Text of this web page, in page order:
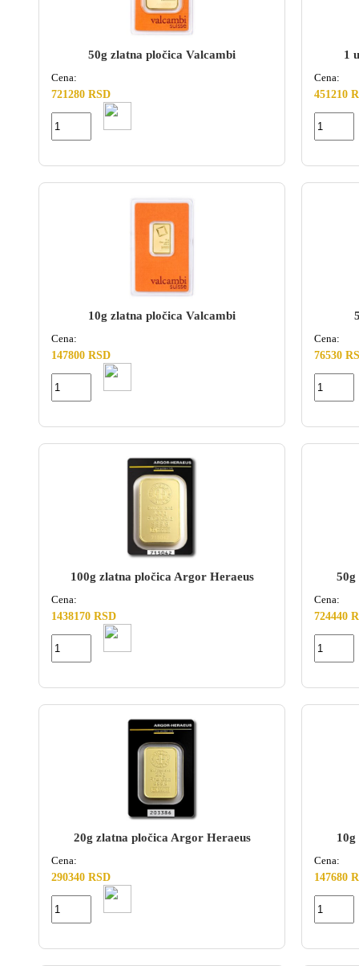
50g zlatna pločica Valcambi
Cena:
721280 RSD
1
Cena:
451210
10g zlatna pločica Valcambi
Cena:
147800 RSD
Cena:
76530
100g zlatna pločica Argor Heraeus
Cena:
1438170 RSD
50g
Cena:
724440
20g zlatna pločica Argor Heraeus
Cena:
290340 RSD
Cena:
147680